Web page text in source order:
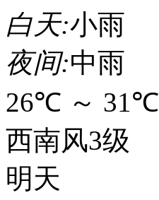
白天:小雨
夜间:中雨
26℃ ～ 31℃
西南风3级
明天